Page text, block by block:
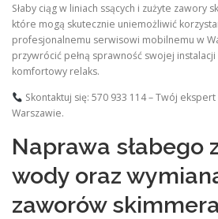
Słaby ciąg w liniach ssących i zużyte zawory
które mogą skutecznie uniemożliwić
profesjonalnemu serwisowi mobilnemu w
przywrócić pełną sprawność swojej
komfortowy relaks.
Skontaktuj się: 570 933 114 – Twój
Warszawie.
Naprawa słabego
wody oraz
zaworów